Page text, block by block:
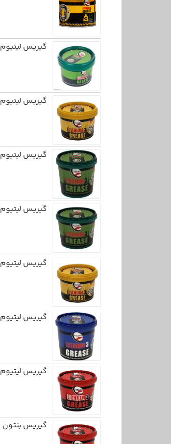
گيريس ليتيوم 200گرم سبزفيگارو
گيريس ليتيوم 200گرم کرم فيگارو
گيريس ليتيوم 2پوندسبزفيگارو
گيريس ليتيوم100گرم سبزفيگارو
گيريس ليتيوم100گرم کرم فيگارو
گيريس ليتيوم200گرم ابي فيگارو
گيريس ليتيوم200گرم قرمزفيگارو
گیریس بنتون 2پوندقرمز